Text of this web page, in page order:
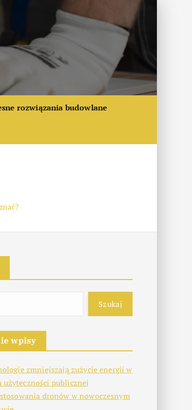
rozwiązania budowlane
Szukaj
wpisy
zmniejszają zużycie energii w
użyteczności publicznej
dronów w nowoczesnym